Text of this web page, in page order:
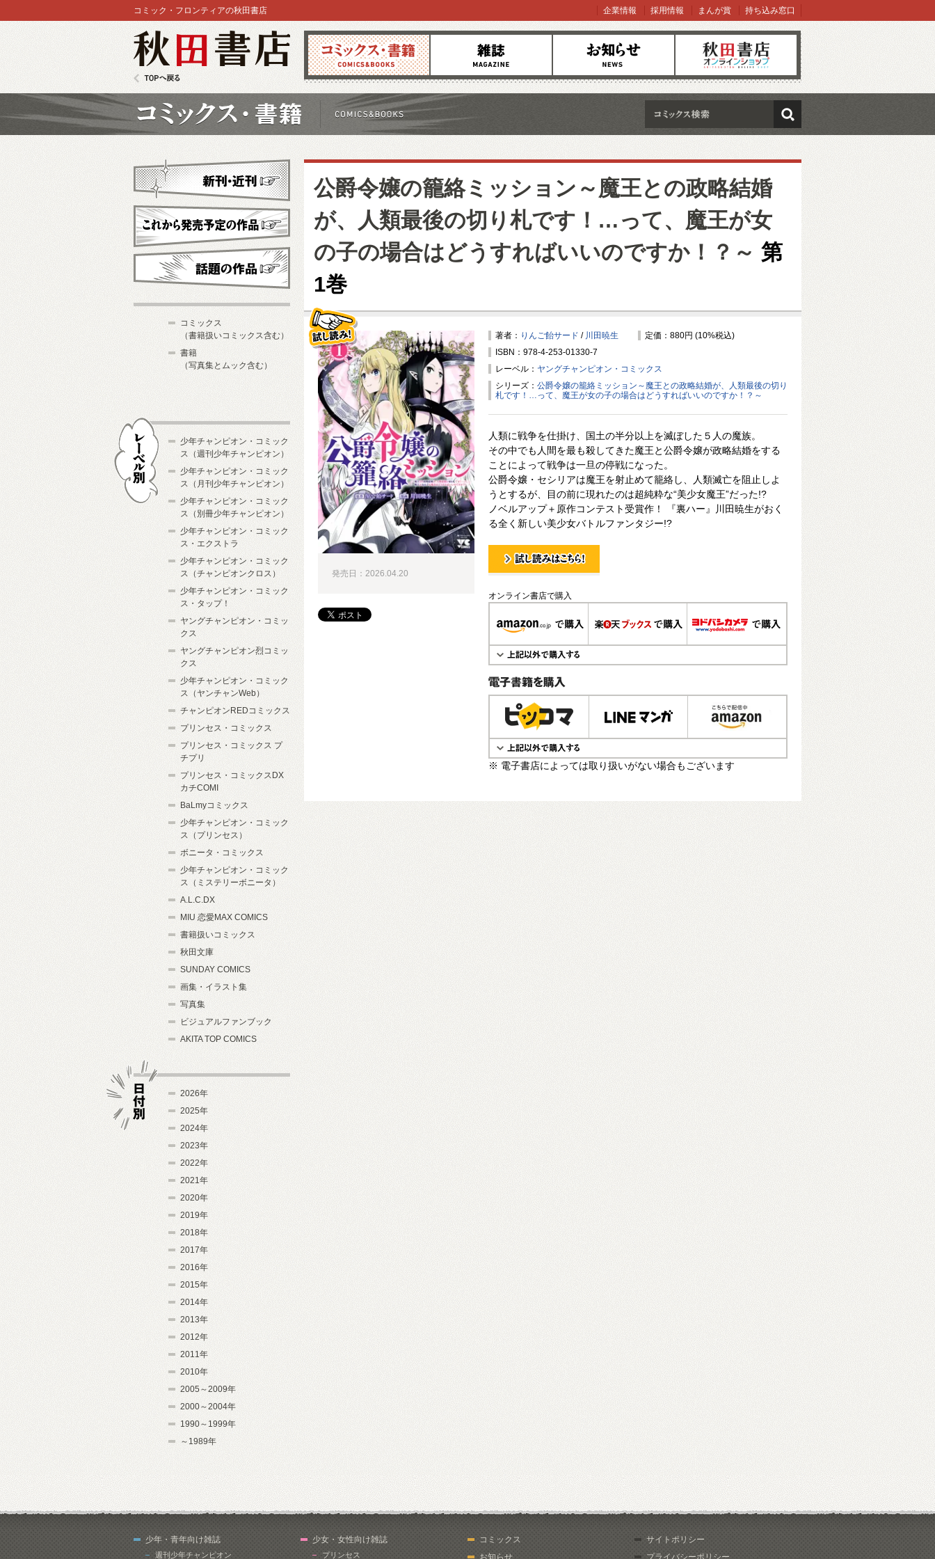
コミックス 雑誌 お知らせ オンラインショップ
コミック・フロンティアの秋田書店 企業情報 採用情報 まんが賞 持ち込み窓口
検索
公爵令嬢の籠絡ミッション～魔王との政略結婚
が、人類最後の切り札です！…って、魔王が女
の子の場合はどうすればいいのですか！？～ 第
1巻
著者： りんご飴サード / 川田暁生
定価：880円 (10%税込)
ISBN：978-4-253-01330-7
レーベル： ヤングチャンピオン・コミックス
シリーズ： 公爵令嬢の籠絡ミッション～魔王との政略結婚が、人類最後の切り
札です！…って、魔王が女の子の場合はどうすればいいのですか！？～
人類に戦争を仕掛け、国土の半分以上を滅ぼした５人の魔族。
その中でも人間を最も殺してきた魔王と公爵令嬢が政略結婚をする
ことによって戦争は一旦の停戦になった。
公爵令嬢・セシリアは魔王を射止めて籠絡し、人類滅亡を阻止しよ
うとするが、目の前に現れたのは超純粋な“美少女魔王”だった!?
ノベルアップ＋原作コンテスト受賞作！ 『裏ハー』川田暁生がおく
る全く新しい美少女バトルファンタジー!?
試し読み！
オンライン書店で購入
電子書籍で購入
※ 電子書店によっては取り扱いがない場合もございます
発売日：2026.04.20
新刊・近刊
これから発売予定
コミックス
（書籍扱いコミックス含む）
書籍
（写真集とムック含む）
少年チャンピオン・コミック
ス（週刊少年チャンピオン）
少年チャンピオン・コミック
ス（月刊少年チャンピオン）
少年チャンピオン・コミック
ス（別冊少年チャンピオン）
少年チャンピオン・コミック
ス・エクストラ
少年チャンピオン・コミック
ス（チャンピオンクロス）
少年チャンピオン・コミック
ス・タップ！
ヤングチャンピオン・コミッ
クス
ヤングチャンピオン烈コミッ
クス
少年チャンピオン・コミック
ス（ヤンチャンWeb）
チャンピオンREDコミックス
プリンセス・コミックス
プリンセス・コミックス プ
チプリ
プリンセス・コミックスDX
カチCOMI
BaLmyコミックス
少年チャンピオン・コミック
ス（プリンセス）
ボニータ・コミックス
少年チャンピオン・コミック
ス（ミステリーボニータ）
A.L.C.DX
MIU 恋愛MAX COMICS
書籍扱いコミックス
秋田文庫
SUNDAY COMICS
画集・イラスト集
写真集
ビジュアルファンブック
AKITA TOP COMICS
2026年
2025年
2024年
2023年
2022年
2021年
2020年
2019年
2018年
2017年
2016年
2015年
2014年
2013年
2012年
2011年
2010年
2005～2009年
2000～2004年
1990～1999年
～1989年
少年・青年向け雑誌
週刊少年チャンピオン
少女・女性向け雑誌
プリンセス
コミックス
お知らせ
サイトポリシー
プライバシーポリシー